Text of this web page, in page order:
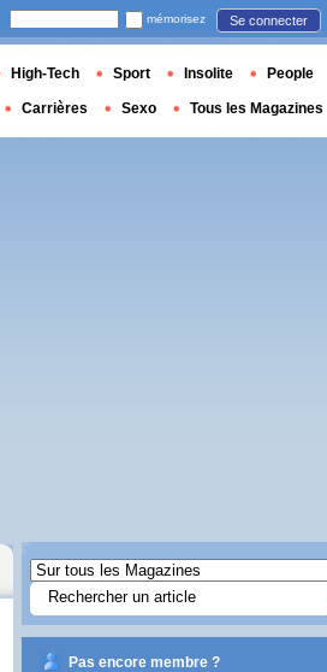
Pas encore membre ?
mémorisez Se connecter
High-Tech Sport Insolite People
Carrières Sexo Tous les Magazines